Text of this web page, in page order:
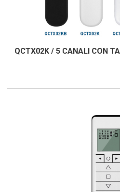
QCTX02K / 5 CANALI CON